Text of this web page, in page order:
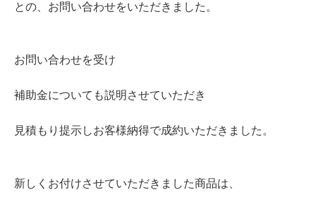
との、お問い合わせをいただきました。
お問い合わせを受け
補助金についても説明させていただき
見積もり提示しお客様納得で成約いただきました。
新しくお付けさせていただきました商品は、